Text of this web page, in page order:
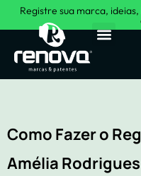
Registre sua marca,
Como Fazer o
Amélia